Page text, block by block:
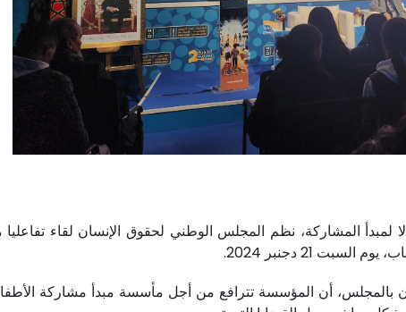
المشاركة، نظم المجلس الوطني لحقوق الإنسان لقاء
21 دجنبر 2024.
بالمجلس، أن المؤسسة تترافع من أجل مأسسة مبدأ مشاركة